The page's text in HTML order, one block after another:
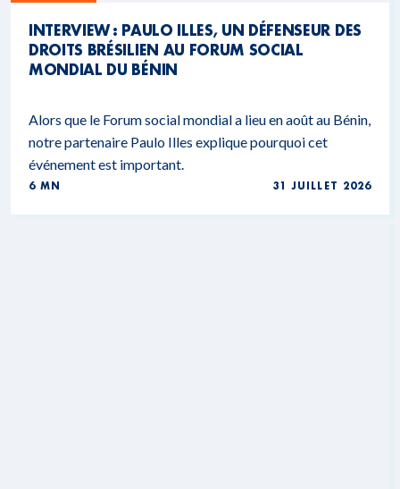
INTERVIEW : PAULO ILLES, UN DÉFENSEUR DES
DROITS BRÉSILIEN AU FORUM SOCIAL
MONDIAL DU BÉNIN
Alors que le Forum social mondial a lieu en août au Bénin,
notre partenaire Paulo Illes explique pourquoi cet
événement est important.
6 MN 31 JUILLET 2026